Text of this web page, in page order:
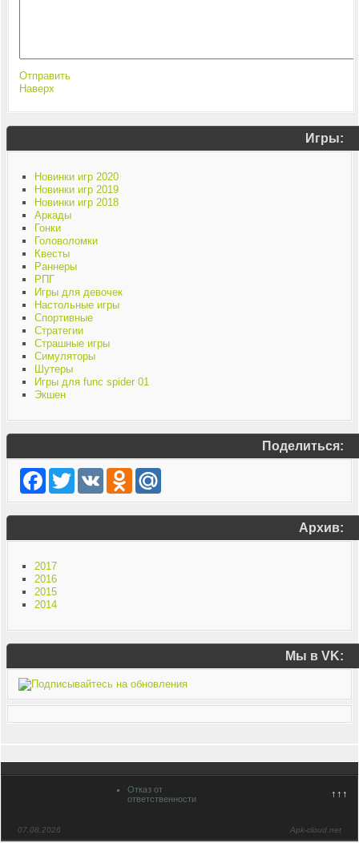
Отправить
Наверх
Игры:
Новинки игр 2020
Новинки игр 2019
Новинки игр 2018
Аркады
Гонки
Головоломки
Квесты
Раннеры
РПГ
Игры для девочек
Настольные игры
Спортивные
Стратегии
Страшные игры
Симуляторы
Шутеры
Игры для func spider 01
Экшен
Поделиться:
Facebook
TwitterVK Odnoklassniki
Mail.Ru
Архив:
2017
2016
2015
2014
Мы в VK:
↑↑↑
Отказ от
ответственности
07.08.2026 Apk-cloud.net